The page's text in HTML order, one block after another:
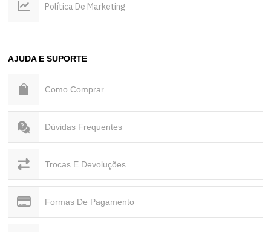
Política De Marketing
AJUDA E SUPORTE
Como Comprar
Dúvidas Frequentes
Trocas E Devoluções
Formas De Pagamento